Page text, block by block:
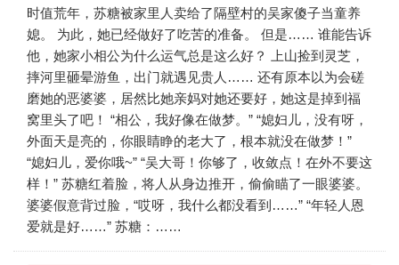
时值荒年，苏糖被家里人卖给了隔壁村的吴家傻子当童养
媳。 为此，她已经做好了吃苦的准备。 但是…… 谁能告诉
他，她家小相公为什么运气总是这么好？ 上山捡到灵芝，
摔河里砸晕游鱼，出门就遇见贵人…… 还有原本以为会磋
磨她的恶婆婆，居然比她亲妈对她还要好，她这是掉到福
窝里头了吧！ “相公，我好像在做梦。” “媳妇儿，没有呀，
外面天是亮的，你眼睛睁的老大了，根本就没在做梦！”
“媳妇儿，爱你哦~” “吴大哥！你够了，收敛点！在外不要这
样！” 苏糖红着脸，将人从身边推开，偷偷瞄了一眼婆婆。
婆婆假意背过脸，“哎呀，我什么都没看到……” “年轻人恩
爱就是好……” 苏糖：……